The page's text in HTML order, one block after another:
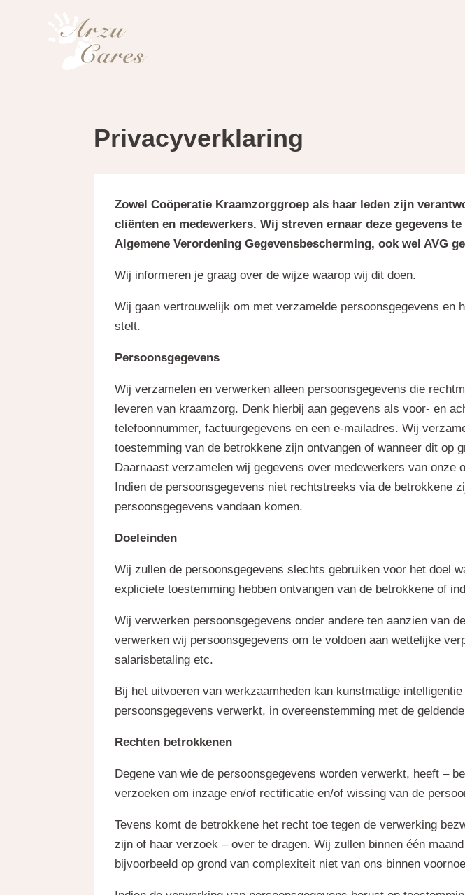
Privacyverklaring
Zowel Coöperatie Kraamzorggroep als haar leden zijn
cliënten en medewerkers. Wij streven ernaar deze gegevens
Algemene Verordening Gegevensbescherming, ook wel AVG
Wij informeren je graag over de wijze waarop wij dit doen.
Wij gaan vertrouwelijk om met verzamelde persoonsgegevens en
stelt.
Persoonsgegevens
Wij verzamelen en verwerken alleen persoonsgegevens die
leveren van kraamzorg. Denk hierbij aan gegevens als voor- en
telefoonnummer, factuurgegevens en een e-mailadres. Wij
toestemming van de betrokkene zijn ontvangen of wanneer dit
Daarnaast verzamelen wij gegevens over medewerkers van
Indien de persoonsgegevens niet rechtstreeks via de betrokkene
persoonsgegevens vandaan komen.
Doeleinden
Wij zullen de persoonsgegevens slechts gebruiken voor het doel
expliciete toestemming hebben ontvangen van de betrokkene of
Wij verwerken persoonsgegevens onder andere ten aanzien van
verwerken wij persoonsgegevens om te voldoen aan wettelijke
salarisbetaling etc.
Bij het uitvoeren van werkzaamheden kan kunstmatige
persoonsgegevens verwerkt, in overeenstemming met de
Rechten betrokkenen
Degene van wie de persoonsgegevens worden verwerkt, heeft –
verzoeken om inzage en/of rectificatie en/of wissing van de
Tevens komt de betrokkene het recht toe tegen de verwerking
zijn of haar verzoek – over te dragen. Wij zullen binnen één
bijvoorbeeld op grond van complexiteit niet van ons binnen